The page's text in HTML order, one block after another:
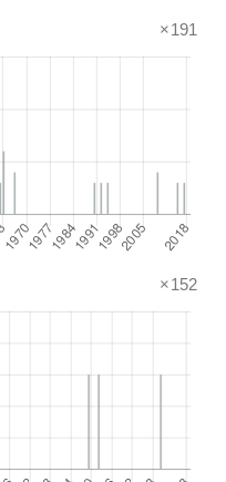
×191
×152